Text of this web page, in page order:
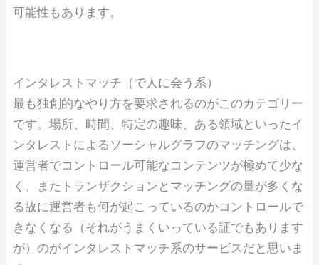
可能性もあります。
インタレストマッチ（で人に会う系）
最も独創的なやり方を要求されるのがこのカテゴリー
です。場所、時間、特定の趣味、ある領域といったイ
ンタレストによるソーシャルグラフのマッチングは、
運営者でコントロール可能なコンテンツが極めて少な
く、またトランザクションとマッチングの量が多くな
る故に運営者も何が起こっているのかコントロールで
きなくなる（それがうまくいっている証でもあります
が）のがインタレストマッチ系のサービスだと思いま